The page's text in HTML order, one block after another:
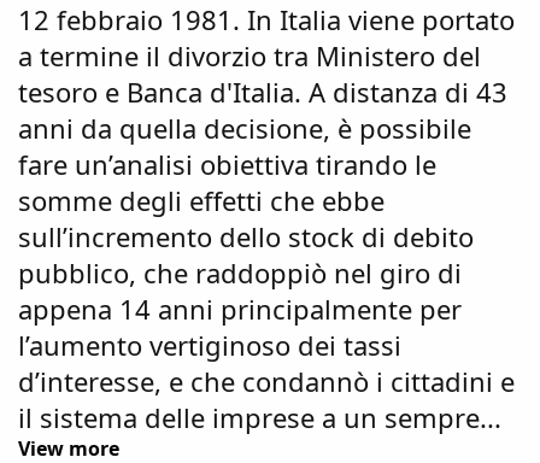
12 febbraio 1981. In Italia viene portato
a termine il divorzio tra Ministero del
tesoro e Banca d'Italia. A distanza di 43
anni da quella decisione, è possibile
fare un’analisi obiettiva tirando le
somme degli effetti che ebbe
sull’incremento dello stock di debito
pubblico, che raddoppiò nel giro di
appena 14 anni principalmente per
l’aumento vertiginoso dei tassi
d’interesse, e che condannò i cittadini e
il sistema delle imprese a un sempre...
View more